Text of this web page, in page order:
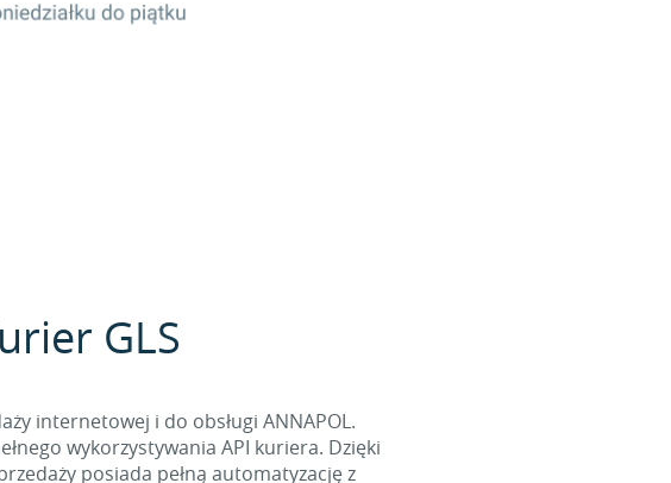
GLS
internetowej i do obsługi ANNAPOL.
wykorzystywania API kuriera. Dzięki
posiada pełną automatyzację z